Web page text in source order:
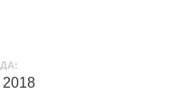
:
2018